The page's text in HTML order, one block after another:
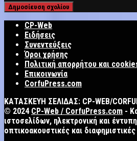
CP-Web
Ειδήσεις
Συνεντεύξεις
Όροι χρήσης
Πολιτική απορρήτου και
Επικοινωνία
CorfuPress.com
ΚΑΤΑΣΚΕΥΗ ΣΕΛΙΔΑΣ: CP-WEB/
© 2024 CP-Web / CorfuPress.com -
ιστοσελίδων, ηλεκτρονική και
οπτικοακουστικές και